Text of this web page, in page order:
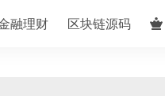
融理财 区块链源码